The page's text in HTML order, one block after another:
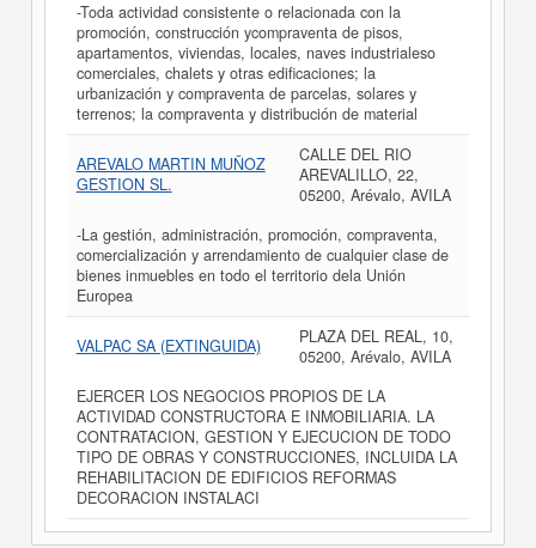
-Toda actividad consistente o relacionada con la
promoción, construcción ycompraventa de pisos,
apartamentos, viviendas, locales, naves industrialeso
comerciales, chalets y otras edificaciones; la
urbanización y compraventa de parcelas, solares y
terrenos; la compraventa y distribución de material
AREVALO MARTIN MUÑOZ
GESTION SL.
CALLE DEL RIO
AREVALILLO, 22,
05200, Arévalo, AVILA
-La gestión, administración, promoción, compraventa,
comercialización y arrendamiento de cualquier clase de
bienes inmuebles en todo el territorio dela Unión
Europea
VALPAC SA (EXTINGUIDA)
PLAZA DEL REAL, 10,
05200, Arévalo, AVILA
EJERCER LOS NEGOCIOS PROPIOS DE LA
ACTIVIDAD CONSTRUCTORA E INMOBILIARIA. LA
CONTRATACION, GESTION Y EJECUCION DE TODO
TIPO DE OBRAS Y CONSTRUCCIONES, INCLUIDA LA
REHABILITACION DE EDIFICIOS REFORMAS
DECORACION INSTALACI